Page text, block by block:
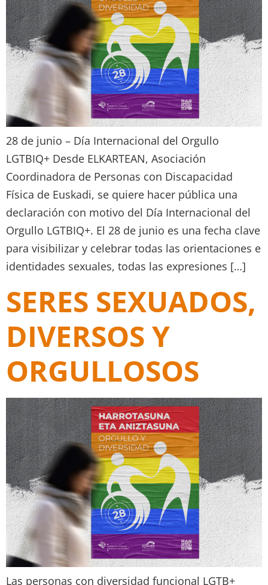
28 de junio – Día Internacional del Orgullo
LGTBIQ+ Desde ELKARTEAN, Asociación
Coordinadora de Personas con Discapacidad
Física de Euskadi, se quiere hacer pública una
declaración con motivo del Día Internacional del
Orgullo LGTBIQ+. El 28 de junio es una fecha clave
para visibilizar y celebrar todas las orientaciones e
identidades sexuales, todas las expresiones […]
SERES SEXUADOS,
DIVERSOS Y
ORGULLOSOS
Las personas con diversidad funcional LGTB+